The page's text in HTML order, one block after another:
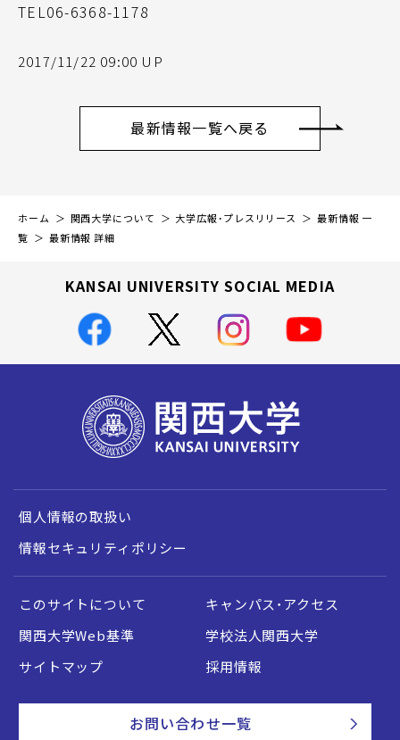
TEL06-6368-1178
2017/11/22 09:00 UP
最新情報一覧へ戻る
ホーム 関西大学について 大学広報・プレスリリース
最新情報 一
覧
最新情報 詳細
KANSAI UNIVERSITY SOCIAL MEDIA
個人情報の取扱い
情報セキュリティポリシー
このサイトについて
キャンパス・アクセス
関西大学Web基準
学校法人関西大学
サイトマップ
採用情報
お問い合わせ一覧